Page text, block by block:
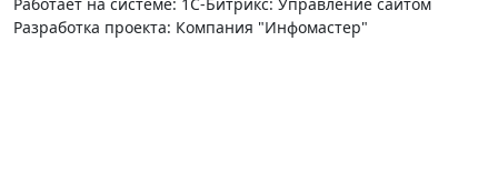
Разработка проекта: Компания "Инфомастер"